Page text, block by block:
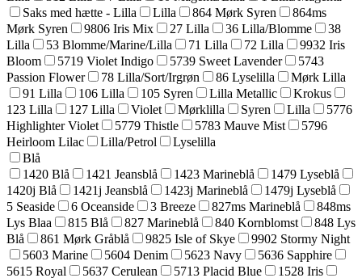
Saks med hætte - Lilla
Lilla 864 Mørk Syren
864ms
Mørk Syren
9806 Iris Mix 27 Lilla 36 Lilla/Blomme
38
Lilla
53 Blomme/Marine/Lilla 71 Lilla 72 Lilla
9932 Iris
Bloom
5719 Violet Indigo 5739 Sweet Lavender
5743
Passion Flower
78 Lilla/Sort/Irgrøn 86 Lyselilla
Mørk Lilla
91 Lilla
106 Lilla 105 Syren Lilla Metallic
Krokus
123 Lilla
127 Lilla Violet Mørklilla Syren Lilla
5776
Highlighter Violet
5779 Thistle 5783 Mauve Mist
5796
Heirloom Lilac
Lilla/Petrol
Lyselilla
Blå
1420 Blå
1421 Jeansblå 1423 Marineblå
1479 Lyseblå
1420j Blå
1421j Jeansblå 1423j Marineblå
1479j Lyseblå
5 Seaside
6 Oceanside 3 Breeze 827ms Marineblå
848ms
Lys Blaa
815 Blå 827 Marineblå 840 Kornblomst
848 Lys
Blå
861 Mørk Gråblå 9825 Isle of Skye
9902 Stormy Night
5603 Marine
5604 Denim 5623 Navy
5636 Sapphire
5615 Royal
5637 Cerulean 5713 Placid Blue
1528 Iris